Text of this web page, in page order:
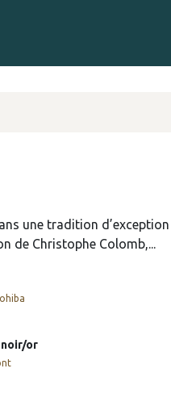
une tradition
de Christophe Colomb,...
noir/or